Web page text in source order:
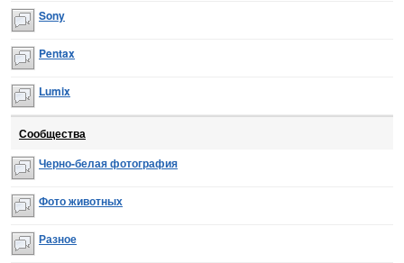
Sony
Pentax
Lumix
Сообщества
Черно-белая фотография
Фото животных
Разное